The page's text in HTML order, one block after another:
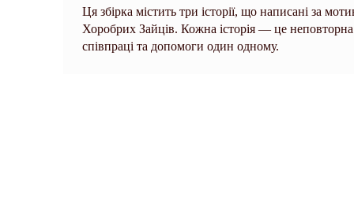
Ця збірка містить три історії, що написані за
Хоробрих Зайців. Кожна історія — це
співпраці та допомоги один одному.